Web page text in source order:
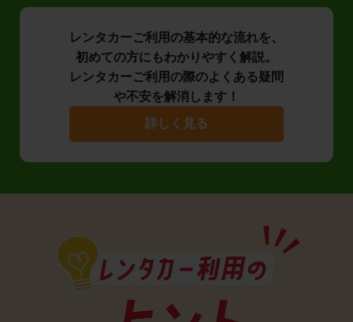
レンタカーご利用の基本的な流れを、
初めての方にもわかりやすく解説。
レンタカーご利用の際のよくある疑問
や不安を解消します！
詳しく見る